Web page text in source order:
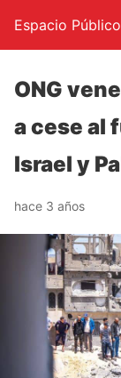
Espacio Público
ONG
a cese al
Israel y
hace 3 años